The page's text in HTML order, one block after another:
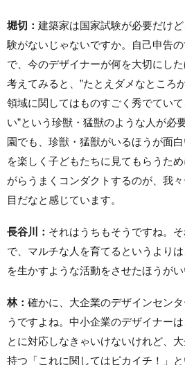
堀切： 建築家は国家試験が必要だけ
験がないじゃないですか。自己申告
で、今のデザイナーが何を大切にし
考えてみると、”たとえダメなところ
領域に関してはものすごく秀でてい
い”という珍獣・猛獣のような人が必
園でも、珍獣・猛獣がいるほうが面
を楽しく子どもたちに見てもらうた
がらうまくコンダクトするのが、我
目だなと感じています。
長谷川： それはうちもそうですね。
で、マルチな人を育てるというより
を生かすような活動をさせたほうがい
林： 確かに、大企業のデザインセン
うですよね。中小企業のデザイナー
とに対応しなきゃいけないけれど、
持つ「これに関してはピカイチ！」